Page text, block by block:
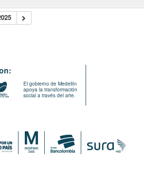
El gobierno de Medellín
apoya la transformación
social a través del arte.